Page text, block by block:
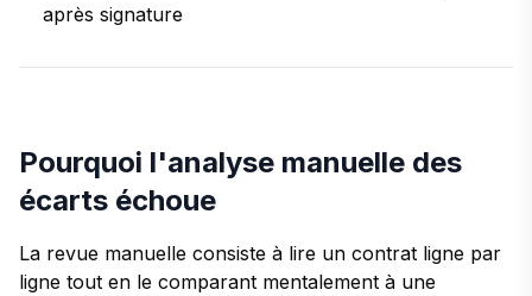
après signature
Pourquoi l'analyse manuelle des
écarts échoue
La revue manuelle consiste à lire un contrat ligne par
ligne tout en le comparant mentalement à une